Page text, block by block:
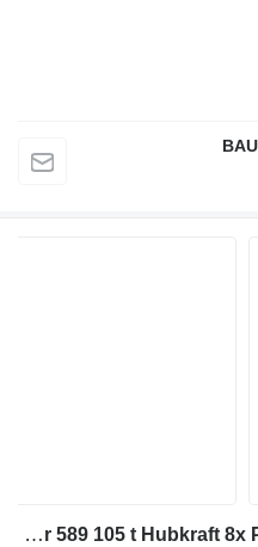
Caterpillar 589 105 t Hubkraft 8x PIPELAYER MIETE / RENTAL